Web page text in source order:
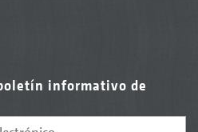
informativo de